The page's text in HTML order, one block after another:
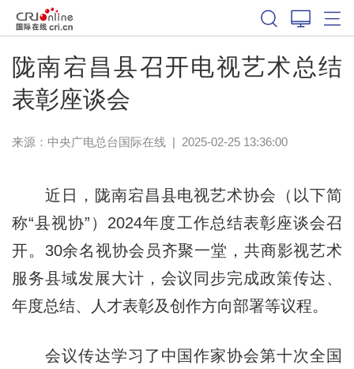
陇南宕昌县召开电视艺术总结
表彰座谈会
来源：中央广电总台国际在线| 2025-02-25 13:36:00
近日，陇南宕昌县电视艺术协会（以下简
称“县视协”）2024年度工作总结表彰座谈会召
开。30余名视协会员齐聚一堂，共商影视艺术
服务县域发展大计，会议同步完成政策传达、
年度总结、人才表彰及创作方向部署等议程。
会议传达学习了中国作家协会第十次全国